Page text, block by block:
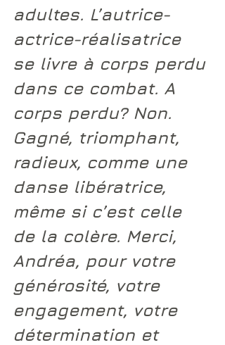
adultes. L’autrice-
actrice-réalisatrice
se livre à corps perdu
dans ce combat. A
corps perdu? Non.
Gagné, triomphant,
radieux, comme une
danse libératrice,
même si c’est celle
de la colère. Merci,
Andréa, pour votre
générosité, votre
engagement, votre
détermination et